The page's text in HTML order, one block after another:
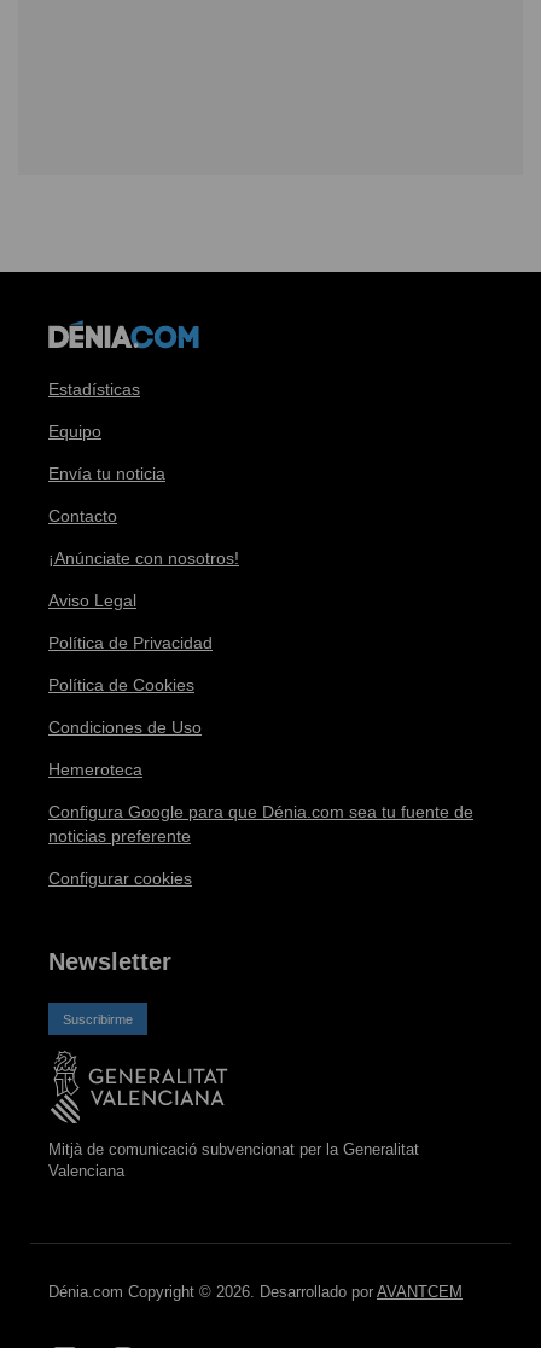
Estadísticas
Equipo
Envía tu noticia
Contacto
¡Anúnciate con nosotros!
Aviso Legal
Política de Privacidad
Política de Cookies
Condiciones de Uso
Hemeroteca
Configura Google para que Dénia.com sea tu fuente de
noticias preferente
Configurar cookies
Newsletter
Suscribirme
Mitjà de comunicació subvencionat per la Generalitat
Valenciana
Dénia.com Copyright © 2026. Desarrollado por AVANTCEM